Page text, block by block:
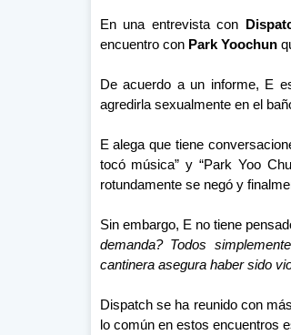
En una entrevista con
encuentro con Park Yoochun
De acuerdo a un informe, E
agredirla sexualmente en el
E alega que tiene
tocó música” y “Park Yoo
rotundamente se negó y
Sin embargo, E no tiene
demanda? Todos
cantinera asegura haber sido
Dispatch se ha reunido con
lo común en estos encuentros